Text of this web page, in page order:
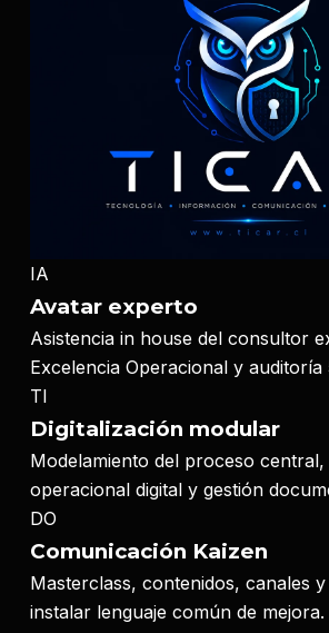
IA
Avatar experto
Asistencia in house del consultor
Excelencia Operacional y auditoría
TI
Digitalización modular
Modelamiento del proceso
operacional digital y gestión
DO
Comunicación Kaizen
Masterclass, contenidos, canales
instalar lenguaje común de mejora.